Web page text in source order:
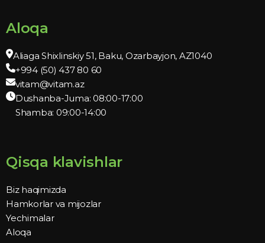
Aloqa
Aliaga Shixlinskiy 51, Baku, Ozarbayjon, AZ1040
+994 (50) 437 80 60
vitam@vitam.az
Dushanba-Juma: 08:00-17:00
Shamba: 09:00-14:00
Qisqa klavishlar
Biz haqimizda
Hamkorlar va mijozlar
Yechimalar
Aloqa